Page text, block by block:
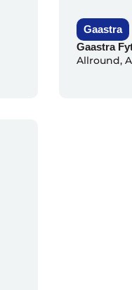
Gaastra
Gaastra
Allround,